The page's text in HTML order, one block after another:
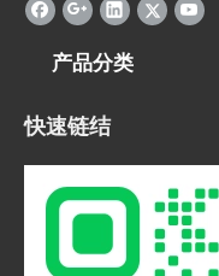
产品分类
快速链结